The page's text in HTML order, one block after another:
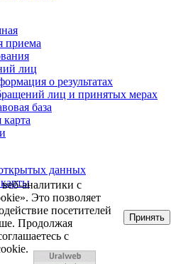
приема
лиц
о результатах
лиц и принятых мерах
база
карта
данных
аналитики с
Это позволяет
посетителей
Продолжая
с
Принять